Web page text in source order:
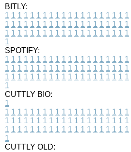
BITLY:
1 1 1 1 1 1 1 1 1 1 1 1 1 1 1 1 1 1 1 1
1 1 1 1 1 1 1 1 1 1 1 1 1 1 1 1 1 1 1 1
1 1 1 1 1 1 1 1 1 1 1 1 1 1 1 1 1 1 1 1
1
SPOTIFY:
1 1 1 1 1 1 1 1 1 1 1 1 1 1 1 1 1 1 1 1
1 1 1 1 1 1 1 1 1 1 1 1 1 1 1 1 1 1 1 1
1 1 1 1 1 1 1 1 1 1 1 1 1 1 1 1 1 1 1 1
1
CUTTLY BIO:
1
1 1 1 1 1 1 1 1 1 1 1 1 1 1 1 1 1 1 1 1
1 1 1 1 1 1 1 1 1 1 1 1 1 1 1 1 1 1 1 1
1 1 1 1 1 1 1 1 1 1 1 1 1 1 1 1 1 1 1 1
1
CUTTLY OLD: